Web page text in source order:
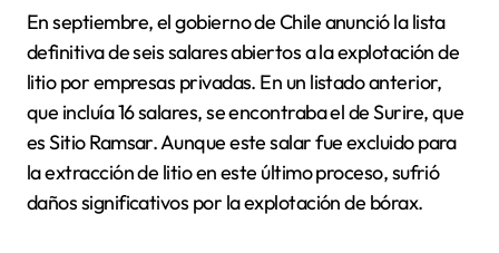
En septiembre, el gobierno de Chile anunció la lista
definitiva de seis salares abiertos a la explotación de
litio por empresas privadas. En un listado anterior,
que incluía 16 salares, se encontraba el de Surire, que
es Sitio Ramsar. Aunque este salar fue excluido para
la extracción de litio en este último proceso, sufrió
daños significativos por la explotación de bórax.